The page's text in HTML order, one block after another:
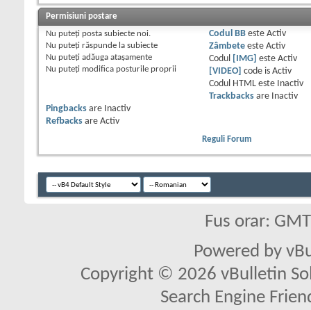
Permisiuni postare
Nu puteţi posta subiecte noi.
Nu puteţi răspunde la subiecte
Nu puteţi adăuga ataşamente
Nu puteţi modifica posturile proprii
Codul BBeste Activ
Zâmbeteeste Activ
Codul
[IMG] este Activ
[VIDEO] code is Activ
Codul HTML este
Inactiv
Trackbacksare
Inactiv
Pingbacks are
Inactiv
Refbacks are Activ
Reguli Forum
Fus orar:
Powered by
Copyright © 2026 vBulletin
Search Engine